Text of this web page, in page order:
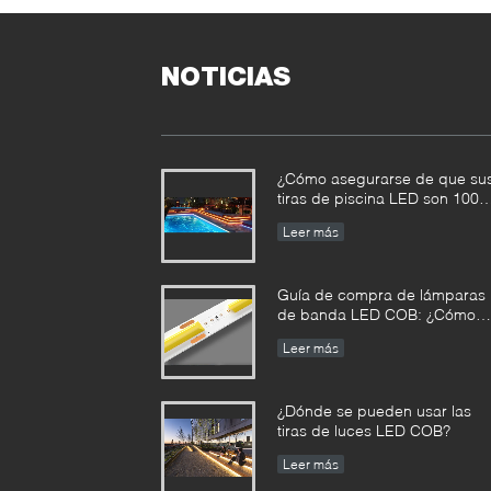
NOTICIAS
¿Cómo asegurarse de que
tiras de piscina LED son 100%
Leer más
Guía de compra de lámparas
de banda LED COB: ¿Cómo
bandas de LED COB?
Leer más
¿Dónde se pueden usar las
tiras de luces LED COB?
Leer más